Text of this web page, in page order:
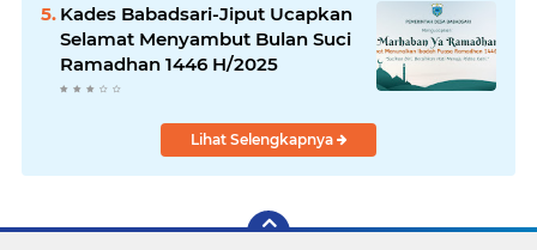
Kades Babadsari-Jiput Ucapkan
Selamat Menyambut Bulan Suci
Ramadhan 1446 H/2025
Lihat Selengkapnya